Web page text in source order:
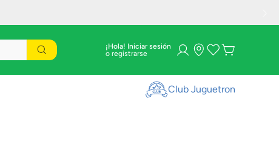
¡Hola! Iniciar sesión
Club Juguetron